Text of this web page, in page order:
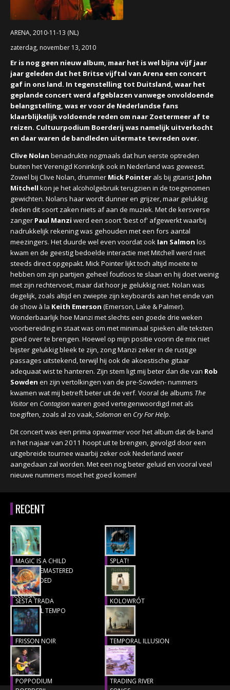
CONCERTBEZOEK
ARENA, 2010-11-13 (NL)
zaterdag, november 13, 2010
Er is nog geen nieuw album, maar het is wel bijna vijf jaar
jaar geleden dat het Britse vijftal van Arena een concert
gaf in ons land. In tegenstelling tot Duitsland, waar het
geplande concert werd afgeblazen vanwege onvoldoende
belangstelling, was er voor de Nederlandse fans
klaarblijkelijk voldoende reden om naar Zoetermeer af te
reizen. Cultuurpodium Boerderij was namelijk uitverkocht
en daar waren de bandleden uitermate tevreden over.
Clive Nolan benadrukte nogmaals dat hun eerste optreden
buiten het Verenigd Koninkrijk ook in Nederland was geweest.
Zowel bij Clive Nolan, drummer Mick Pointer als bij gitarist John
Mitchell kon je het alcoholgebruik terugzien in de toegenomen
gewichten. Nolans haar wordt dunner en grijzer, maar gelukkig
deden dit soort zaken niets af aan de muziek. Met de kersverse
zanger Paul Manzi werd een soort 'best of' afgewerkt waarbij
nadrukkelijk rekening was gehouden met een fors aantal
meezingers. Het duurde wel even voordat ook Ian Salmon los
kwam en de geestig bedoelde interactie met Mitchell werd niet
steeds direct opgepakt. Mick Pointer lijkt toch altijd moeite te
hebben om zijn partijen geheel foutloos te slaan en hij doet weinig
met zijn rechtervoet, maar dat hoor je gelukkig niet. Nolan was
degelijk, zoals altijd en zwiepte zijn keyboards aan het einde van
de show à la Keith Emerson (Emerson, Lake & Palmer).
Wonderbaarlijk hoe Manzi met slechts een goede drie weken
voorbereiding in staat was om met minimaal spieken alle teksten
goed over te brengen. Hoewel op mijn positie voorin de mix niet
bijster gelukkig bleek te zijn, zong Manzi zeker in de rustige
passages uitstekend, terwijl hij ook de akoestische gitaar
adequaat wist te hanteren. Zijn stem ligt mij beter dan die van Rob
Sowden en zijn vertolkingen van de pre-Sowden- nummers
kwamen wat mij betreft beter uit de verf. Vooral de albums The
Visitoren Contagion waren goed vertegenwoordigd met als
toegiften, zoals al zo vaak,Solomon en Cry For Help.
Dit concert was een prima opwarmer voor het album dat de band
in het najaar van 2011 hoopt uit te brengen, gevolgd door een
uitgebreide tournee waarbij zeker ook Nederland weer
aangedaan zal worden. Met een nog beter geluid en vooral veel
nieuwe nummers moet het goed komen!
RECENT
MAGIC IS A CHILD
(1977), REMASTERED
& EXTENDED
Recensie
SPLAT!
Recensie
SESTA TRADA
LUNGO IL TEMPO
Recensie
KOLOWRÓT
Recensie
FRISSON NOIR
Recensie
TEMPORAL ILLUSION
Recensie
POPPODIUM
TRADING RIVER